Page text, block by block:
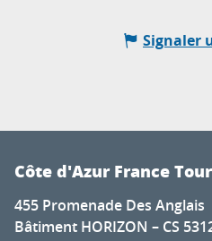
Signaler
Côte d'Azur France
455 Promenade Des Anglais
Bâtiment HORIZON – CS